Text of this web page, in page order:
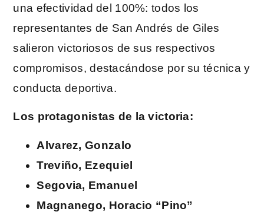
una efectividad del 100%: todos los
representantes de San Andrés de Giles
salieron victoriosos de sus respectivos
compromisos, destacándose por su técnica y
conducta deportiva.
Los protagonistas de la victoria:
Alvarez, Gonzalo
Treviño, Ezequiel
Segovia, Emanuel
Magnanego, Horacio “Pino”